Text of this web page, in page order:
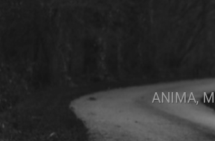
ANIMA,